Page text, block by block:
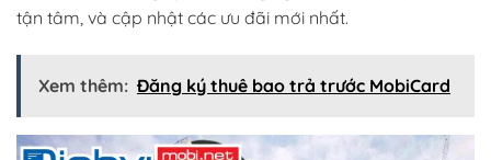
tận tâm, và cập nhật các ưu đãi mới nhất.
Xem thêm: Đăng ký thuê bao trả trước MobiCard